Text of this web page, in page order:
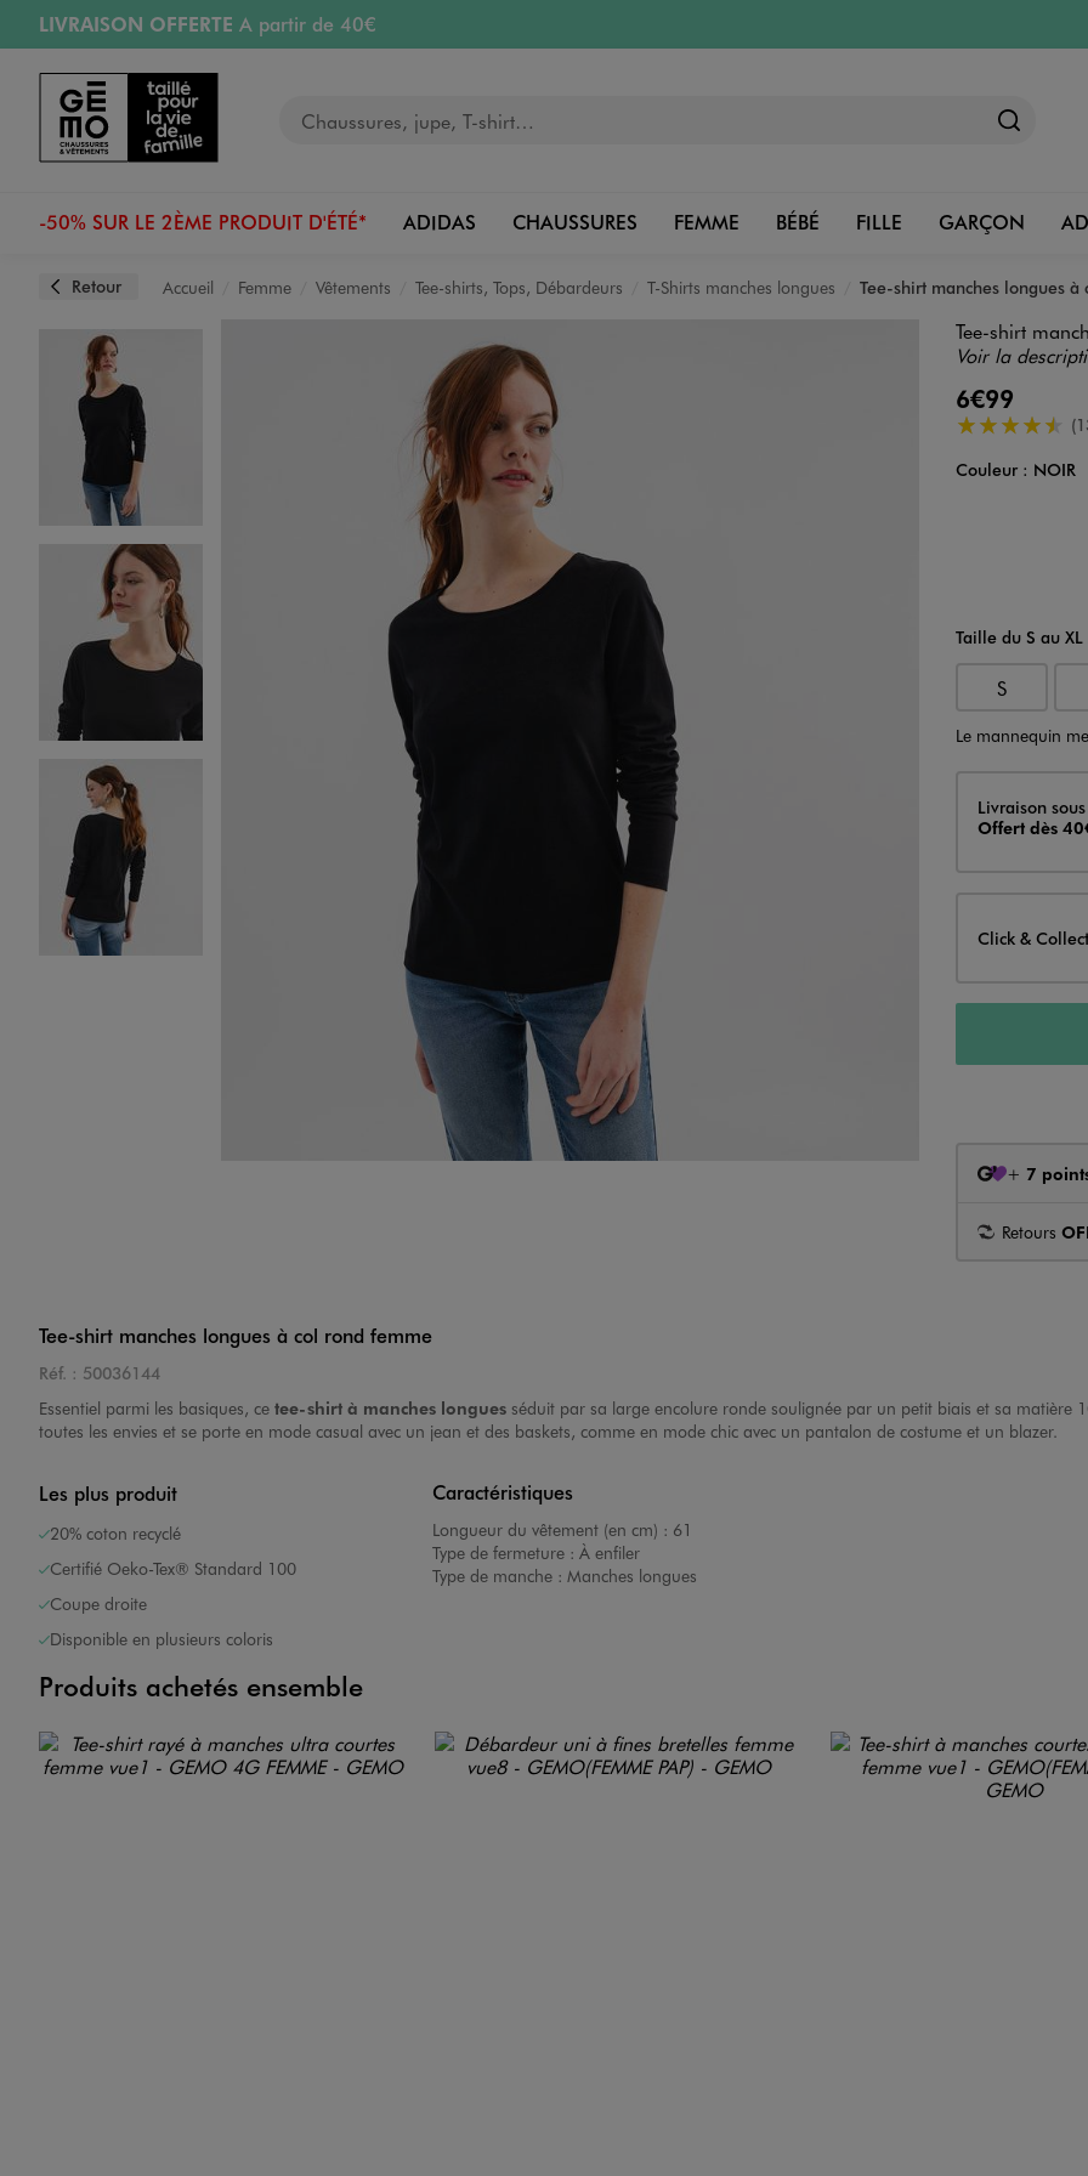
Aller au contenu principal
Aller à la navigation
LIVRAISON OFFERTE A partir de 40€
RETRAIT ET LIVRAISON OFFERTE
RÉSERVATION GRATUITE
4h en magasin
Retours OFFERTSpendant 30 jours
-50% SUR LE 2ÈME PRODUIT D'ÉTÉ* ADIDAS CHAUSSURES FEMME BÉBÉ FILLE GARÇON
Retour Accueil Femme Vêtements Tee-shirts, Tops, Débardeurs T-Shirts manches longues Tee-shirt manches longues à
Image 1 sur 3
Image 2 sur 3
Image 3 sur 3
Tee-shirt
Voir la
6€99
4.5/5 de
Couleur
Couleur : NOIR
Taille du S au XL
S
Le mannequin
Livraison
Livraison
Offert dès
Click &
+ 7
Retours
Tee-shirt manches longues à col rond femme
Réf. : 50036144
Essentiel parmi les basiques, ce tee-shirt à manches longues séduit par sa large encolure ronde soulignée par un petit biais et sa matière
toutes les envies et se porte en mode casual avec un jean et des baskets, comme en mode chic avec un pantalon de costume et un blazer.
Les plus produit
20% coton recyclé
Certifié Oeko-Tex® Standard 100
Coupe droite
Disponible en plusieurs coloris
Caractéristiques
Longueur du vêtement (en cm) : 61
Type de fermeture : À enfiler
Type de manche : Manches longues
Produits achetés ensemble